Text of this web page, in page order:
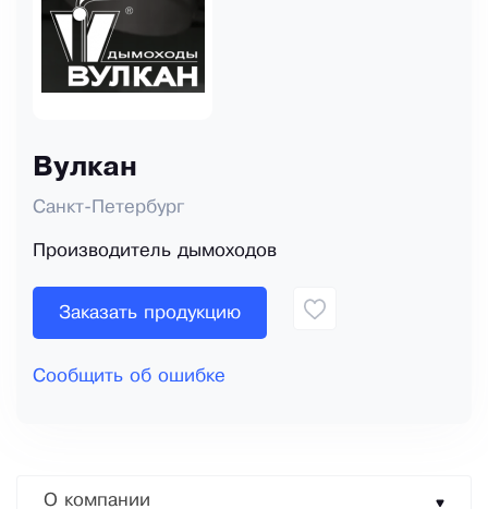
Вулкан
Санкт-Петербург
Производитель дымоходов
Заказать продукцию
Сообщить об ошибке
О компании